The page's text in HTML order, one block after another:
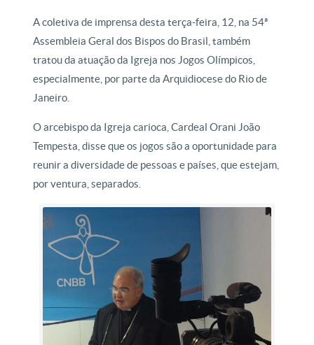
A coletiva de imprensa desta terça-feira, 12, na 54ª
Assembleia Geral dos Bispos do Brasil, também
tratou da atuação da Igreja nos Jogos Olímpicos,
especialmente, por parte da Arquidiocese do Rio de
Janeiro.
O arcebispo da Igreja carioca, Cardeal Orani João
Tempesta, disse que os jogos são a oportunidade para
reunir a diversidade de pessoas e países, que estejam,
por ventura, separados.